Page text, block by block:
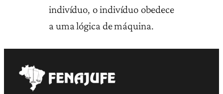
indivíduo, o indivíduo obedece
a uma lógica de máquina.